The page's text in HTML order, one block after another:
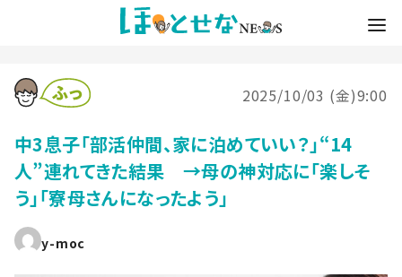
2025/10/03 (金)9:00
中3息子「部活仲間、家に泊めていい？」“14
人”連れてきた結果 →母の神対応に「楽しそ
う」「寮母さんになったよう」
y-moc